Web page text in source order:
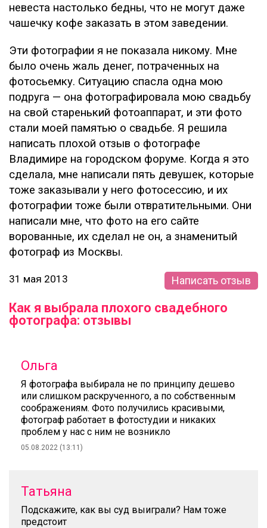
невеста настолько бедны, что не могут даже
чашечку кофе заказать в этом заведении.
Эти фотографии я не показала никому. Мне
было очень жаль денег, потраченных на
фотосьемку. Ситуацию спасла одна мою
подруга — она фотографировала мою свадьбу
на свой старенький фотоаппарат, и эти фото
стали моей памятью о свадьбе. Я решила
написать плохой отзыв о фотографе
Владимире на городском форуме. Когда я это
сделала, мне написали пять девушек, которые
тоже заказывали у него фотосессию, и их
фотографии тоже были отвратительными. Они
написали мне, что фото на его сайте
ворованные, их сделал не он, а знаменитый
фотограф из Москвы.
31 мая 2013 Написать отзыв
Как я выбрала плохого свадебного
фотографа: отзывы
Ольга
Я фотографа выбирала не по принципу дешево
или слишком раскрученного, а по собственным
соображениям. Фото получились красивыми,
фотограф работает в фотостудии и никаких
проблем у нас с ним не возникло
05.08.2022 (13:11)
Татьяна
Подскажите, как вы суд выиграли? Нам тоже
предстоит